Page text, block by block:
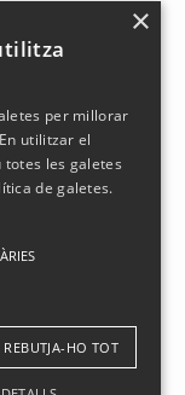
×
per millorar
utilitzar el
totes les galetes
de galetes.
REBUTJA-HO TOT